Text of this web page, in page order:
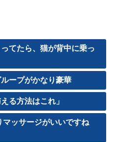
てたら、猫が背中に乗っ
ープがかなり豪華
る方法はこれ」
ッサージがいいですね